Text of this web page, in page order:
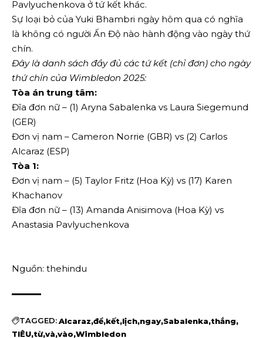
Pavlyuchenkova ở tứ kết khác.
Sự loại bỏ của Yuki Bhambri ngày hôm qua có nghĩa
là không có người Ấn Độ nào hành động vào ngày thứ
chín.
Đây là danh sách đầy đủ các tứ kết (chỉ đơn) cho ngày
thứ chín của Wimbledon 2025:
Tòa án trung tâm:
Đĩa đơn nữ – (1) Aryna Sabalenka vs Laura Siegemund
(GER)
Đơn vị nam – Cameron Norrie (GBR) vs (2) Carlos
Alcaraz (ESP)
Tòa 1:
Đơn vị nam – (5) Taylor Fritz (Hoa Kỳ) vs (17) Karen
Khachanov
Đĩa đơn nữ – (13) Amanda Anisimova (Hoa Kỳ) vs
Anastasia Pavlyuchenkova
Nguồn: thehindu
TAGGED:Alcaraz để kết lịch ngay Sabalenka thắng
TIÊU từ và vào Wimbledon